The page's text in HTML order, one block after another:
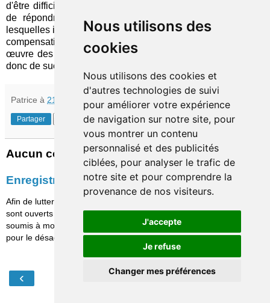
Nous utilisons des
cookies
Nous utilisons des cookies et
d'autres technologies de suivi
pour améliorer votre expérience
de navigation sur notre site, pour
vous montrer un contenu
personnalisé et des publicités
ciblées, pour analyser le trafic de
notre site et pour comprendre la
provenance de nos visiteurs.
J'accepte
Je refuse
Changer mes préférences
d'être difficile pour nombre de fournisseurs de technologies
de répondre rapidement aux exigences formulées, pour
lesquelles il est tout au plus suggéré qu'ils obtiendraient une
compensation des coûts de transfert. En outre, la mise en
œuvre des « data spaces », facteur critique d'utilisabilité et
donc de succès, risque d'être longue et douloureuse…
Patrice à 21:30
Partager
Aucun commentaire:
Enregistrer un commentaire
Afin de lutter contre le spam, les commentaires ne
sont ouverts qu'aux personnes identifiées et sont
soumis à modération (je suis sincèrement désolé
pour le désagrément causé…)
‹ Accueil